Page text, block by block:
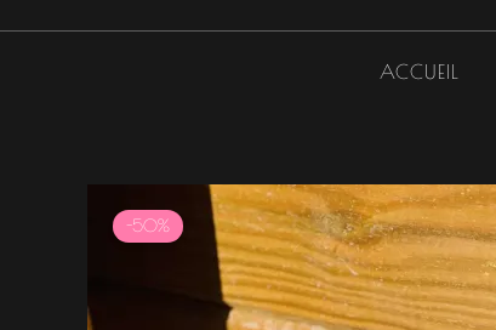
ACCUEIL
-50%